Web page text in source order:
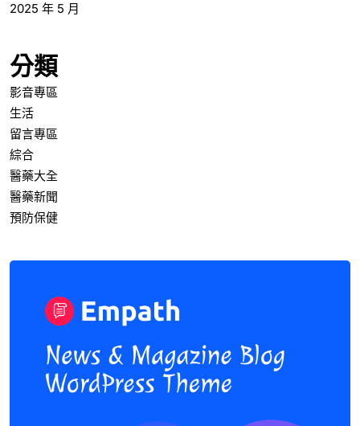
2025 年 5 月
分類
影音專區
生活
留言專區
綜合
醫藥大全
醫藥新聞
預防保健